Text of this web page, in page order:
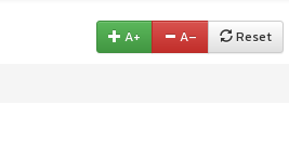
A+ A– Reset